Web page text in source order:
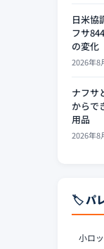
日米協
フサ
の変化
2026年8
ナフサ
からで
用品
2026年8
🏷️ パ
小ロ